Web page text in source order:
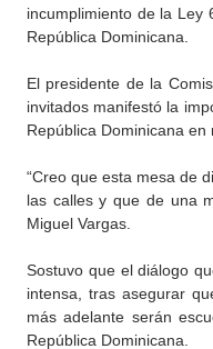
incumplimiento de la Ley
República Dominicana.
El presidente de la
invitados manifestó la
República Dominicana
“Creo que esta mesa de
las calles y que de una
Miguel Vargas.
Sostuvo que el diálogo
intensa, tras asegurar
más adelante serán
República Dominicana.